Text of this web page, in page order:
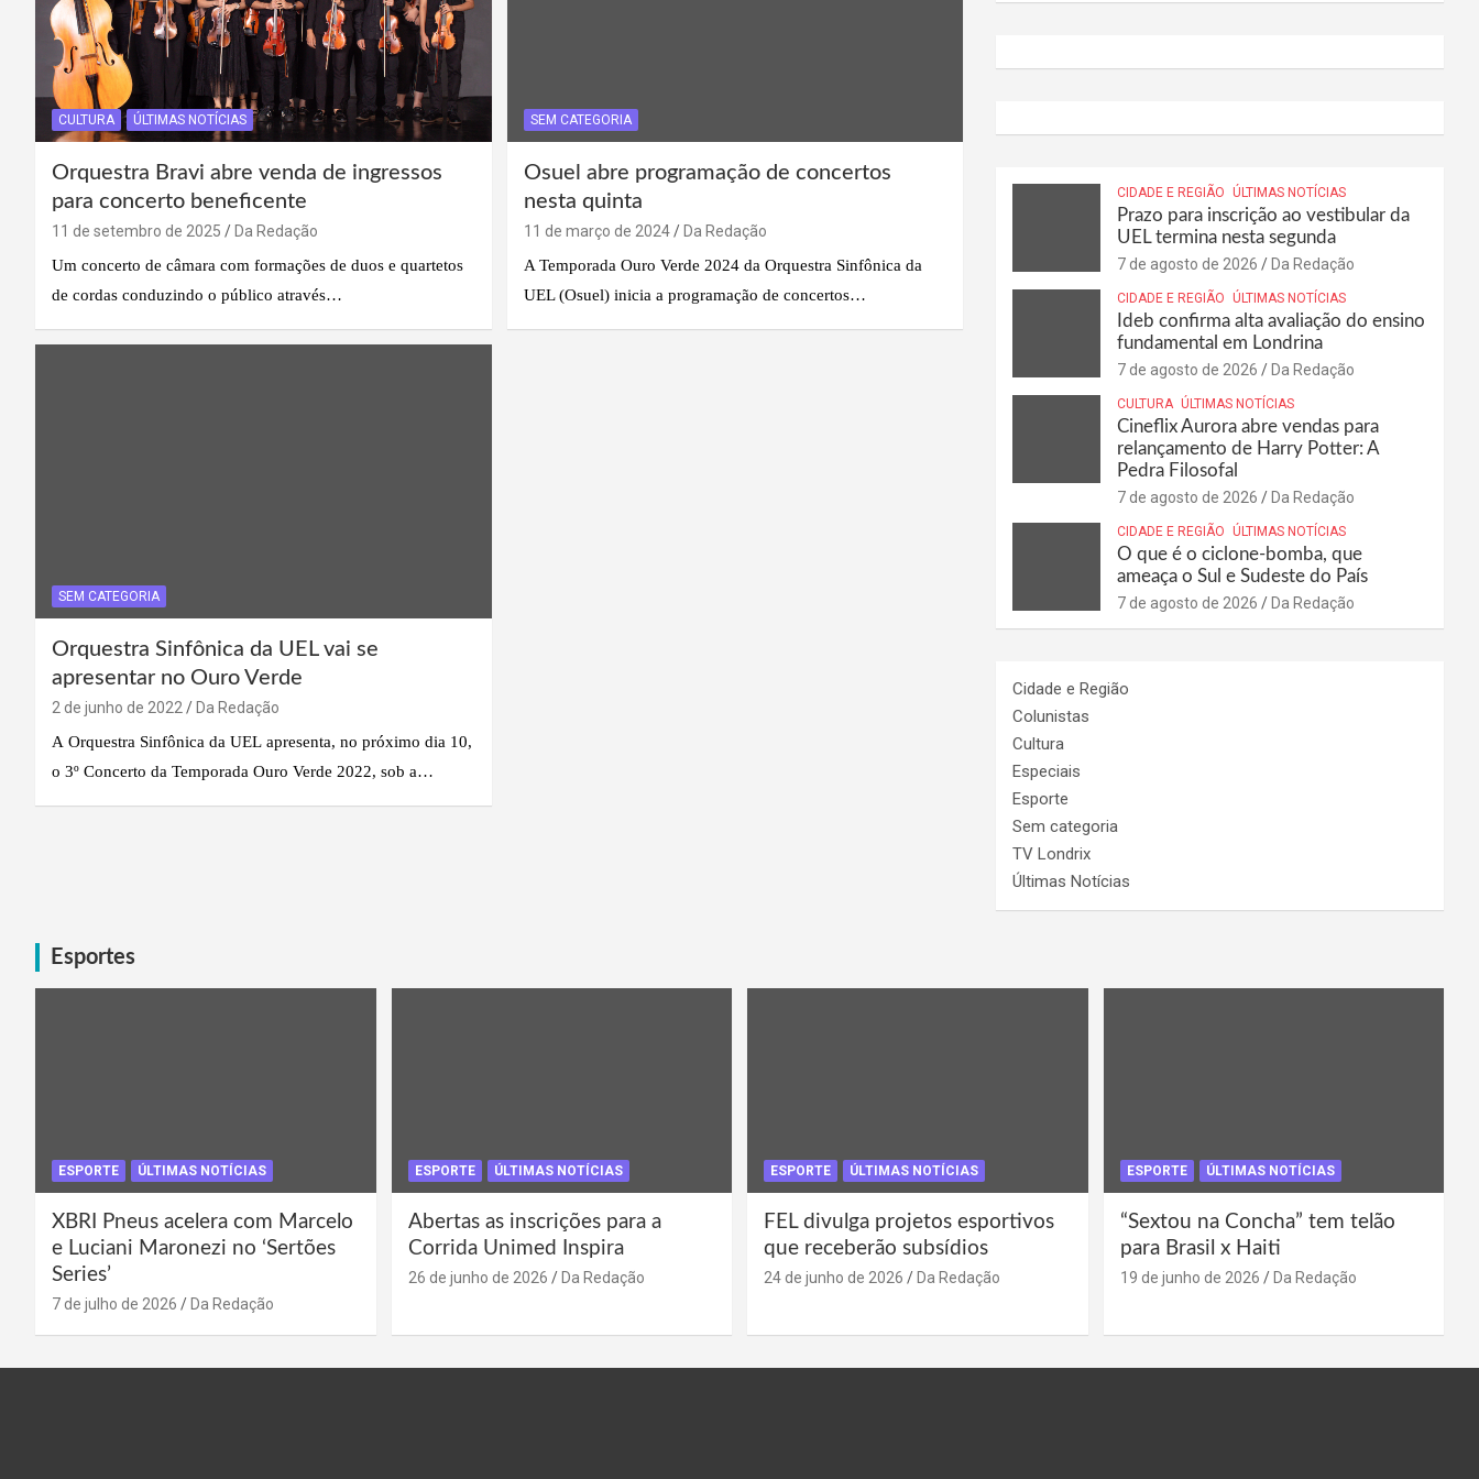
CULTURA ÚLTIMAS NOTÍCIAS
Orquestra Bravi abre venda de ingressos
para concerto beneficente
11 de setembro de 2025
Da Redação
Um concerto de câmara com formações de duos e quartetos
de cordas conduzindo o público através…
SEM CATEGORIA
Osuel abre programação de concertos
nesta quinta
11 de março de 2024
Da Redação
A Temporada Ouro Verde 2024 da Orquestra Sinfônica da
UEL (Osuel) inicia a programação de concertos…
SEM CATEGORIA
Orquestra Sinfônica da UEL vai se
apresentar no Ouro Verde
2 de junho de 2022
Da Redação
A Orquestra Sinfônica da UEL apresenta, no próximo dia 10,
o 3º Concerto da Temporada Ouro Verde 2022, sob a…
CIDADE E REGIÃO ÚLTIMAS NOTÍCIAS
Prazo para inscrição ao vestibular da
UEL termina nesta segunda
7 de agosto de 2026 Da Redação
CIDADE E REGIÃO ÚLTIMAS NOTÍCIAS
Ideb confirma alta avaliação do ensino
fundamental em Londrina
7 de agosto de 2026 Da Redação
CULTURA ÚLTIMAS NOTÍCIAS
Cineflix Aurora abre vendas para
relançamento de Harry Potter: A
Pedra Filosofal
7 de agosto de 2026 Da Redação
CIDADE E REGIÃO ÚLTIMAS NOTÍCIAS
O que é o ciclone-bomba, que
ameaça o Sul e Sudeste do País
7 de agosto de 2026 Da Redação
Cidade e Região
Colunistas
Cultura
Especiais
Esporte
Sem categoria
TV Londrix
Últimas Notícias
Esportes
ESPORTE ÚLTIMAS NOTÍCIAS
XBRI Pneus acelera com Marcelo
e Luciani Maronezi no ‘Sertões
Series’
7 de julho de 2026 Da Redação
ESPORTE ÚLTIMAS NOTÍCIAS
Abertas as inscrições para a
Corrida Unimed Inspira
26 de junho de 2026 Da Redação
ESPORTE ÚLTIMAS NOTÍCIAS
FEL divulga projetos esportivos
que receberão subsídios
24 de junho de 2026 Da Redação
ESPORTE ÚLTIMAS NOTÍCIAS
“Sextou na Concha” tem telão
para Brasil x Haiti
19 de junho de 2026 Da Redação